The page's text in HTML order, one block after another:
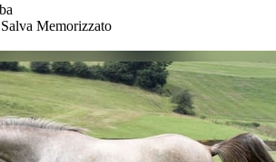
Salva Memorizzato